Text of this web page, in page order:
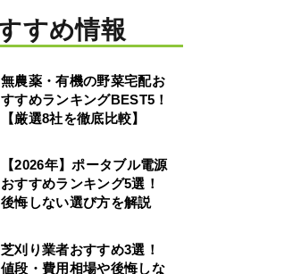
すめ情報
無農薬・有機の野菜宅配お
すすめランキングBEST5！
【厳選8社を徹底比較】
【2026年】ポータブル電源
おすすめランキング5選！
後悔しない選び方を解説
芝刈り業者おすすめ3選！
値段・費用相場や後悔しな